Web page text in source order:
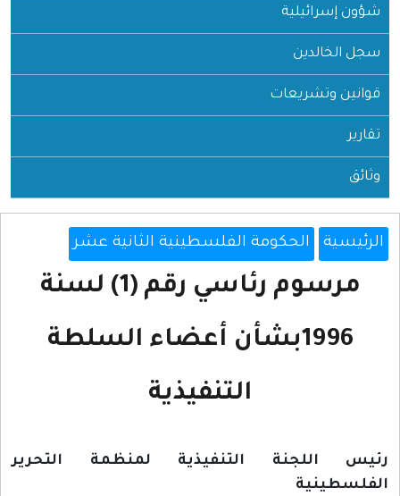
شؤون إسرائيلية
سجل الخالدين
قوانين وتشريعات
تقارير
وثائق
الرئيسية الحكومة الفلسطينية الثانية عشر
مرسوم رئاسي رقم (1) لسنة
1996بشأن أعضاء السلطة
التنفيذية
رئيس اللجنة التنفيذية لمنظمة التحرير
الفلسطينية